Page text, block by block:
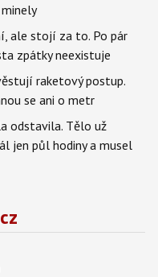
ale stojí za to. Po pár
zpátky neexistuje
raketový postup.
se ani o metr
odstavila. Tělo už
jen půl hodiny a musel